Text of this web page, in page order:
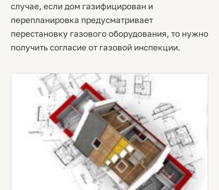
случае, если дом газифицирован и
перепланировка предусматривает
перестановку газового оборудования, то нужно
получить согласие от газовой инспекции.